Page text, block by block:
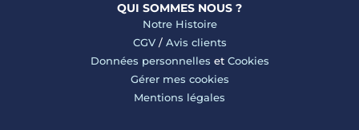
QUI SOMMES NOUS ?
Notre Histoire
CGV/ Avis clients
Données personnelles et Cookies
Gérer mes cookies
Mentions légales